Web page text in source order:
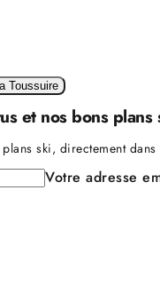
Toussuire
et nos bons plans
ski, directement
Votre adresse